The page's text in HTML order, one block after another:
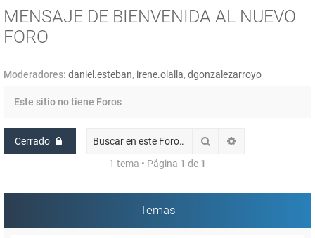
MENSAJE DE BIENVENIDA AL NUEVO
FORO
Moderadores: daniel.esteban, irene.olalla, dgonzalezarroyo
Este sitio no tiene Foros
Cerrado Buscar
1 tema • Página 1 de 1
Temas